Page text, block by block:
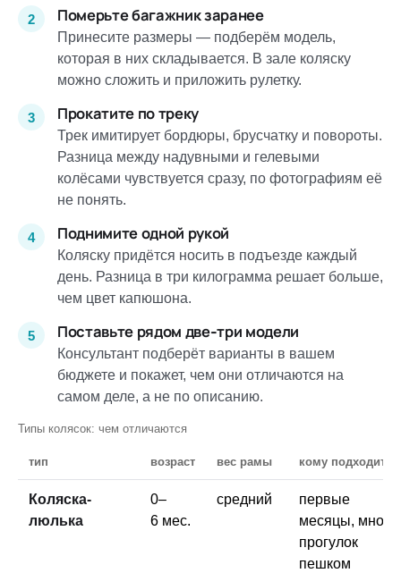
Померьте багажник заранее
Принесите размеры — подберём модель,
которая в них складывается. В зале коляску
можно сложить и приложить рулетку.
Прокатите по треку
Трек имитирует бордюры, брусчатку и повороты.
Разница между надувными и гелевыми
колёсами чувствуется сразу, по фотографиям её
не понять.
Поднимите одной рукой
Коляску придётся носить в подъезде каждый
день. Разница в три килограмма решает больше,
чем цвет капюшона.
Поставьте рядом две-три модели
Консультант подберёт варианты в вашем
бюджете и покажет, чем они отличаются на
самом деле, а не по описанию.
Типы колясок: чем отличаются
тип возраст вес рамы кому подходит
Коляска-
люлька
0–
6 мес.
средний
первые
месяцы, много
прогулок
пешком